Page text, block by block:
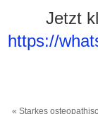
Jetzt
https://
« Starkes